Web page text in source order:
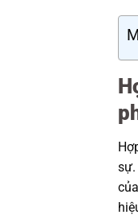
sự.